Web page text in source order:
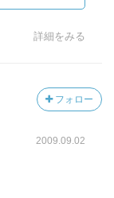
ンスよく活用
々の生活や社会
放送を含む情
詳細をみる
フォロー
2009.09.02